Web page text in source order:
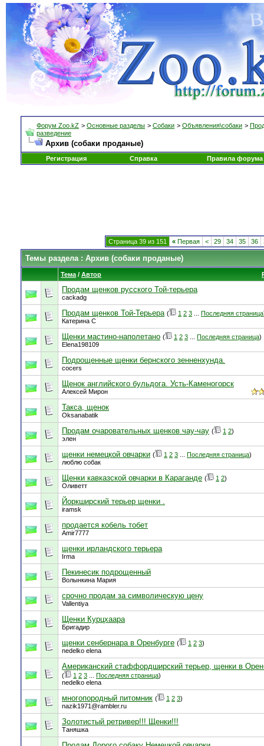
Форум Zoo.kZ > Основные разделы > Собаки > Объявления\собаки >
разведение
Архив (собаки проданые)
Регистрация Справка Правила форума
Страница 39 из 151 « Первая < 29 34 35 36
Темы раздела: Архив (собаки проданые)
Тема / Автор
Продам щенков русского Той-терьера
cackadg
Продам щенков Той-Терьера ( 1 2 3 Последняя страница
Катерина С
Щенки мастино-наполетано ( 1 2 3 Последняя страница)
Elena198109
Подрощенные щенки бернского зенненхунда.
cocers
Щенок английского бульдога. Усть-Каменогорск
Алексей Мирон
Такса, щенок
Oksanabatik
Продам очаровательных щенков чау-чау ( 1 2)
элен
щенки немецкой овчарки ( 1 2 3 Последняя страница)
люблю собак
Щенки кавказской овчарки в Караганде ( 1 2)
Оливетт
Йоркширский терьер щенки .
iramsk
продается кобель тобет
Amir7777
щенки ирландского терьера
Irma
Пекинесик подрощенный
Волынкина Мария
срочно продам за символическую цену
Vallentiya
Щенки Курцхаара
Бригадир
щенки сенбернара в Оренбурге ( 1 2 3)
nedelko elena
Американский стаффордширский терьер, щенки в
( 1 2 3 Последняя страница)
nedelko elena
многопородный питомник ( 1 2 3)
nazik1971@rambler.ru
Золотистый ретривер!!! Щенки!!!
Таняшка